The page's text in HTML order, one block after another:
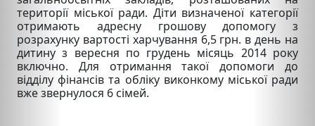
території міської ради. Діти визначеної категорії
отримають адресну грошову допомогу з
розрахунку вартості харчування 6,5 грн. в день на
дитину з вересня по грудень місяць 2014 року
включно. Для отримання такої допомоги до
відділу фінансів та обліку виконкому міської ради
вже звернулося 6 сімей.